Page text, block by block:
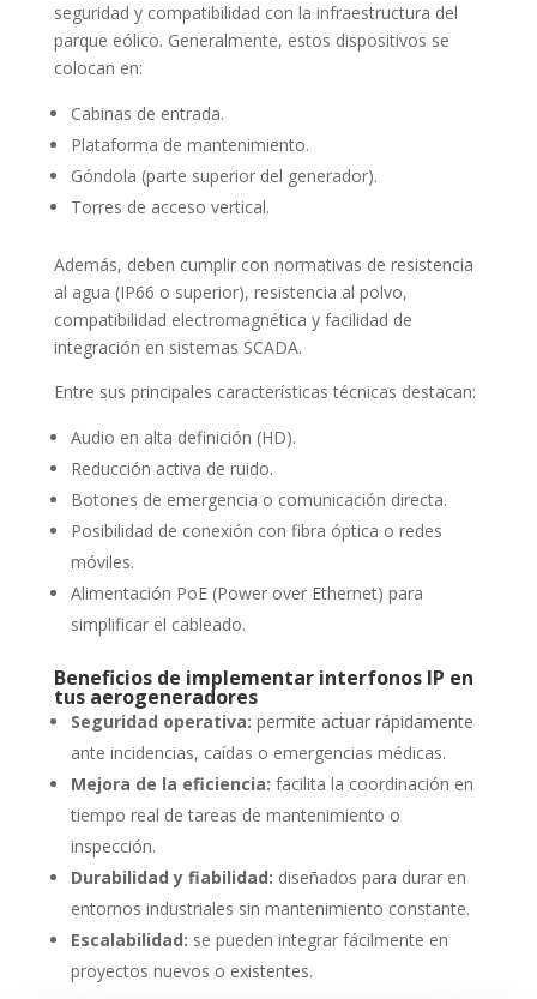
seguridad y compatibilidad con la infraestructura del
parque eólico. Generalmente, estos dispositivos se
colocan en:
Cabinas de entrada.
Plataforma de mantenimiento.
Góndola (parte superior del generador).
Torres de acceso vertical.
Además, deben cumplir con normativas de resistencia
al agua (IP66 o superior), resistencia al polvo,
compatibilidad electromagnética y facilidad de
integración en sistemas SCADA.
Entre sus principales características técnicas destacan:
Audio en alta definición (HD).
Reducción activa de ruido.
Botones de emergencia o comunicación directa.
Posibilidad de conexión con fibra óptica o redes
móviles.
Alimentación PoE (Power over Ethernet) para
simplificar el cableado.
Beneficios de implementar interfonos IP en
tus aerogeneradores
Seguridad operativa: permite actuar rápidamente
ante incidencias, caídas o emergencias médicas.
Mejora de la eficiencia: facilita la coordinación en
tiempo real de tareas de mantenimiento o
inspección.
Durabilidad y fiabilidad: diseñados para durar en
entornos industriales sin mantenimiento constante.
Escalabilidad: se pueden integrar fácilmente en
proyectos nuevos o existentes.